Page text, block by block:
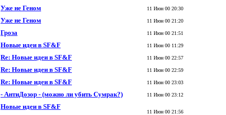
Уже не Геном 11 Июн 00 20:30
Уже не Геном 11 Июн 00 21:20
Гроза 11 Июн 00 21:51
Hовые идеи в SF&F 11 Июн 00 11:29
Re: Новые идеи в SF&F 11 Июн 00 22:57
Re: Новые идеи в SF&F 11 Июн 00 22:59
Re: Новые идеи в SF&F 11 Июн 00 23:03
- АнтиДозор - (можно ли убить Сумрак?) 11 Июн 00 23:12
Hовые идеи в SF&F
11 Июн 00 21:56